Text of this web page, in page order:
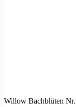
Willow Bachblüten